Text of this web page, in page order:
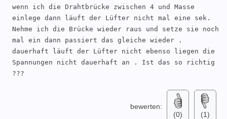
wenn ich die Drahtbrücke zwischen 4 und Masse
einlege dann läuft der Lüfter nicht mal eine sek.
Nehme ich die Brücke wieder raus und setze sie noch
mal ein dann passiert das gleiche wieder .
dauerhaft läuft der Lüfter nicht ebenso liegen die
Spannungen nicht dauerhaft an . Ist das so richtig
???
bewerten:
(0)
(1)